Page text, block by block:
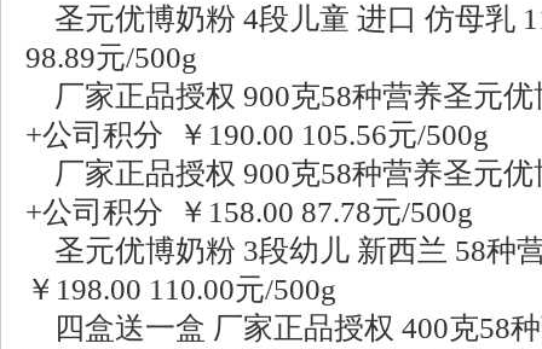
圣元优博奶粉 4段儿童 进口 仿母乳
98.89元/500g
厂家正品授权 900克58种营养圣元优
+公司积分 ￥190.00 105.56元/500g
厂家正品授权 900克58种营养圣元优
+公司积分 ￥158.00 87.78元/500g
圣元优博奶粉 3段幼儿 新西兰 58种
￥198.00 110.00元/500g
四盒送一盒 厂家正品授权 400克58